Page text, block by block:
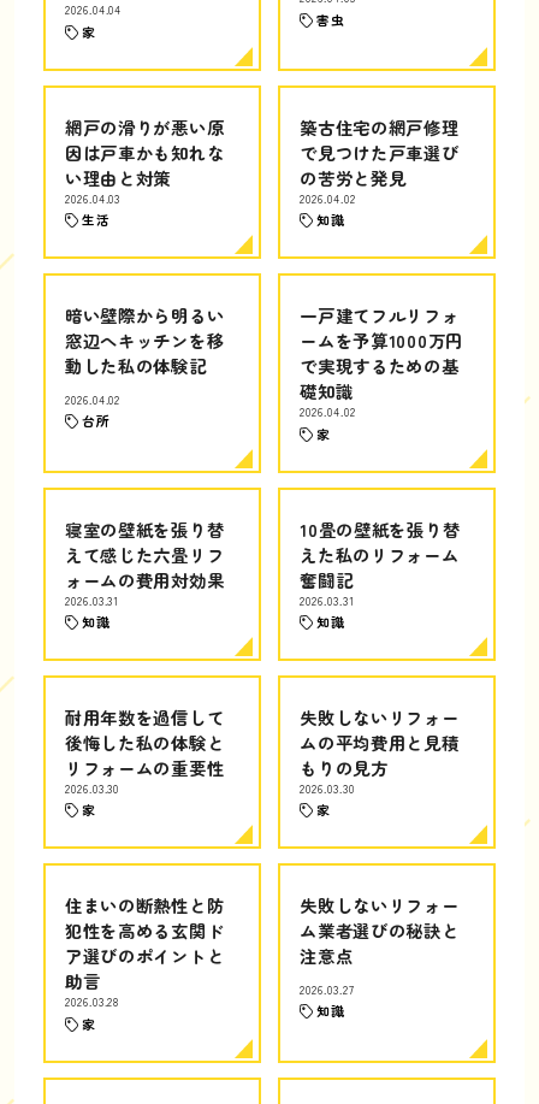
2026.04.04
家
害虫
網戸の滑りが悪い原
因は戸車かも知れな
い理由と対策
2026.04.03
生活
築古住宅の網戸修理
で見つけた戸車選び
の苦労と発見
2026.04.02
知識
暗い壁際から明るい
窓辺へキッチンを移
動した私の体験記
2026.04.02
台所
一戸建てフルリフォ
ームを予算1000万円
で実現するための基
礎知識
2026.04.02
家
寝室の壁紙を張り替
えて感じた六畳リフ
ォームの費用対効果
2026.03.31
知識
10畳の壁紙を張り替
えた私のリフォーム
奮闘記
2026.03.31
知識
耐用年数を過信して
後悔した私の体験と
リフォームの重要性
2026.03.30
家
失敗しないリフォー
ムの平均費用と見積
もりの見方
2026.03.30
家
住まいの断熱性と防
犯性を高める玄関ド
ア選びのポイントと
助言
2026.03.28
家
失敗しないリフォー
ム業者選びの秘訣と
注意点
2026.03.27
知識